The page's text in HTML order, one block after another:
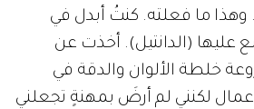
وهذا ما فعلته. كنتُ أبدل في
(الدانتيل). أخذت عن
خلطة الألوان والدقة في
لكنني لم أرضَ بمهنةٍ تجعلني